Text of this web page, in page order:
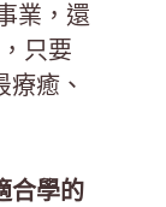
業，還
只要
癒、
合學的